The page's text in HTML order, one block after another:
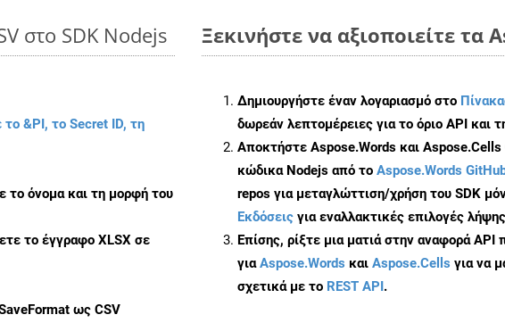
στο SDK Nodejs
&PI, το Secret ID, τη
το όνομα και τη μορφή του
το έγγραφο XLSX σε
ως CSV
Ξεκινήστε να αξιοποιείτε τα
Δημιουργήστε έναν λογαριασμό στο
δωρεάν λεπτομέρειες για το όριο API και
Αποκτήστε Aspose.Words και Aspose.Cells
κώδικα Nodejs από το Aspose.Words
repos για μεταγλώττιση/χρήση του SDK
Εκδόσεις για εναλλακτικές επιλογές
Επίσης, ρίξτε μια ματιά στην αναφορά API
γιαAspose.Words και Aspose.Cells για να
σχετικά με το REST API.